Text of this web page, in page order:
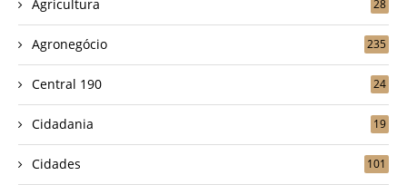
Agricultura 28
Agronegócio 235
Central 190 24
Cidadania 19
Cidades 101